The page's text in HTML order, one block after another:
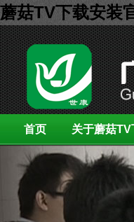
蘑菇TV下载安装
首页 关于蘑菇TV
安装官网